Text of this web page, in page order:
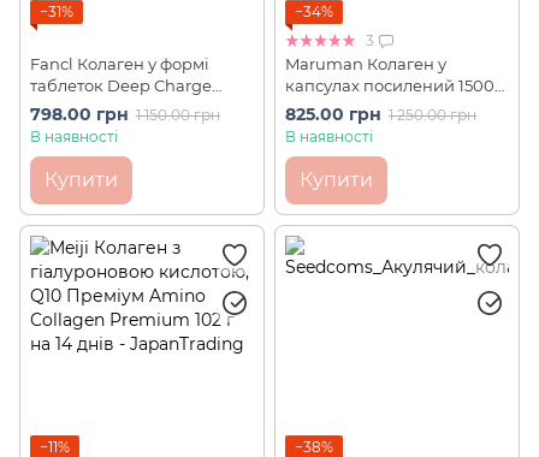
−31%
Fancl Колаген у формі
таблеток Deep Charge
Collagen 180 шт на 30 днів
798.00 грн 1 150.00 грн
В наявності
Купити
−34%
3
Maruman Колаген у
капсулах посилений 15000
мг Japanese Collagen Pill
(120 шт на 30 днів)
825.00 грн 1 250.00 грн
В наявності
Купити
−11%
−38%